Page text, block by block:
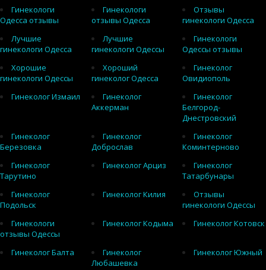
Гинекологи
Одесса отзывы
Гинекологи
отзывы Одесса
Отзывы
гинекологи Одесса
Лучшие
гинекологи Одесса
Лучшие
гинекологи Одессы
Гинекологи
Одессы отзывы
Хорошие
гинекологи Одессы
Хороший
гинеколог Одесса
Гинеколог
Овидиополь
Гинеколог Измаил
Гинеколог
Аккерман
Гинеколог
Белгород-
Днестровский
Гинеколог
Березовка
Гинеколог
Доброслав
Гинеколог
Коминтерново
Гинеколог
Тарутино
Гинеколог Арциз
Гинеколог
Татарбунары
Гинеколог
Подольск
Гинеколог Килия
Отзывы
гинекологи Одессы
Гинекологи
отзывы Одессы
Гинеколог Кодыма Гинеколог Котовск
Гинеколог Балта
Гинеколог
Любашевка
Гинеколог Южный